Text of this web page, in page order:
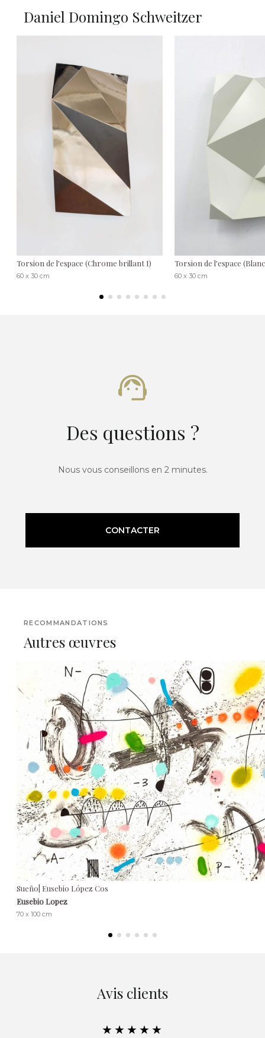
Daniel Domingo Schweitzer
Torsion de l'espace (Chrome brillant I)
60 x 30 cm
Torsion de l'espace
60 x 30 cm
Des questions ?
Nous vous conseillons en 2 minutes.
CONTACTER
RECOMMANDATIONS
Autres œuvres
Sueño| Eusebio López Cos
Eusebio Lopez
70 x 100 cm
Avis clients
★★★★★